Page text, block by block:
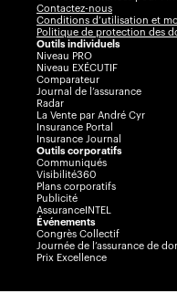
Contactez-nous
Conditions d’utilisation et
Politique de protection des
Outils individuels
Niveau PRO
Niveau EXÉCUTIF
Comparateur
Journal de l’assurance
Radar
La Vente par André Cyr
Insurance Portal
Insurance Journal
Outils corporatifs
Communiqués
Visibilité360
Plans corporatifs
Publicité
AssuranceINTEL
Événements
Congrès Collectif
Journée de l’assurance de
Prix Excellence